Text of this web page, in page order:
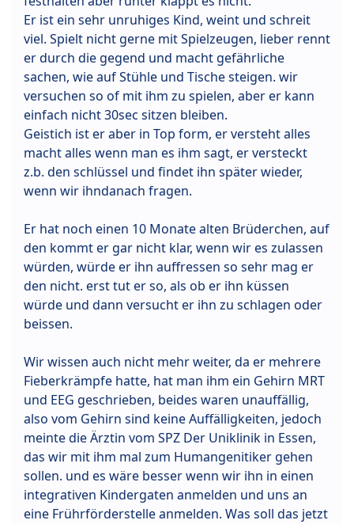
Er ist ein sehr unruhiges Kind, weint und schreit
viel. Spielt nicht gerne mit Spielzeugen, lieber rennt
er durch die gegend und macht gefährliche
sachen, wie auf Stühle und Tische steigen. wir
versuchen so of mit ihm zu spielen, aber er kann
einfach nicht 30sec sitzen bleiben.
Geistich ist er aber in Top form, er versteht alles
macht alles wenn man es ihm sagt, er versteckt
z.b. den schlüssel und findet ihn später wieder,
wenn wir ihndanach fragen.
Er hat noch einen 10 Monate alten Brüderchen, auf
den kommt er gar nicht klar, wenn wir es zulassen
würden, würde er ihn auffressen so sehr mag er
den nicht. erst tut er so, als ob er ihn küssen
würde und dann versucht er ihn zu schlagen oder
beissen.
Wir wissen auch nicht mehr weiter, da er mehrere
Fieberkrämpfe hatte, hat man ihm ein Gehirn MRT
und EEG geschrieben, beides waren unauffällig,
also vom Gehirn sind keine Auffälligkeiten, jedoch
meinte die Ärztin vom SPZ Der Uniklinik in Essen,
das wir mit ihm mal zum Humangenitiker gehen
sollen. und es wäre besser wenn wir ihn in einen
integrativen Kindergaten anmelden und uns an
eine Frührförderstelle anmelden. Was soll das jetzt